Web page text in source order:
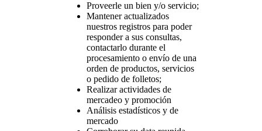
Proveerle un bien y/o servicio;
Mantener actualizados
nuestros registros para poder
responder a sus consultas,
contactarlo durante el
procesamiento o envío de una
orden de productos, servicios
o pedido de folletos;
Realizar actividades de
mercadeo y promoción
Análisis estadísticos y de
mercado